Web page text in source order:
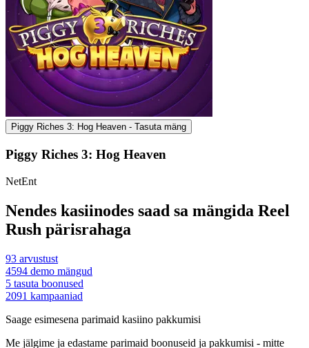
Piggy Riches 3: Hog Heaven - Tasuta mäng
Piggy Riches 3: Hog Heaven
NetEnt
Nendes kasiinodes saad sa mängida Reel
Rush pärisrahaga
93 arvustust
4594 demo mängud
5 tasuta boonused
2091 kampaaniad
Saage esimesena parimaid kasiino pakkumisi
Me jälgime ja edastame parimaid boonuseid ja pakkumisi - mitte